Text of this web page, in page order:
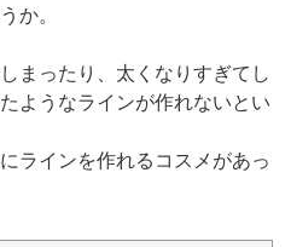
か。
まったり、太くなりすぎてし
ようなラインが作れないとい
ラインを作れるコスメがあっ